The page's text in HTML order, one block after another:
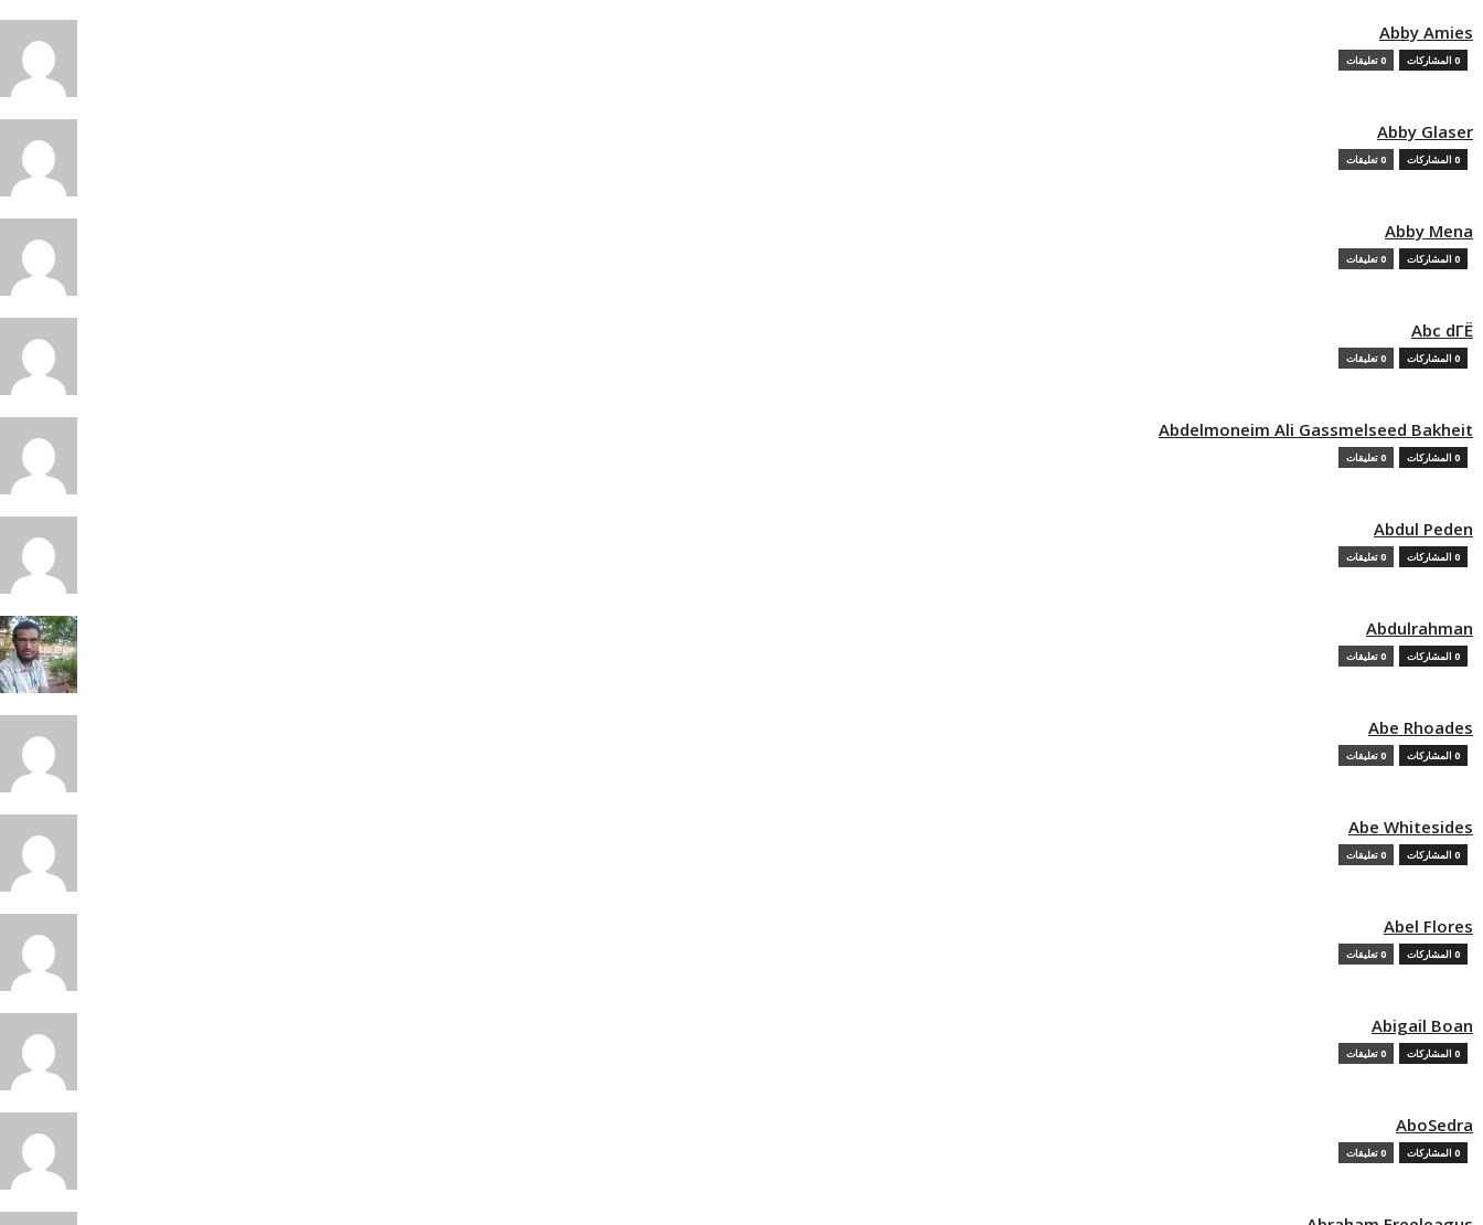
Abby Amies
0 المشاركات 0 تعليقات
Abby Glaser
0 المشاركات 0 تعليقات
Abby Mena
0 المشاركات 0 تعليقات
Abc dГЁ
0 المشاركات 0 تعليقات
Abdelmoneim Ali Gassmelseed Bakheit
0 المشاركات 0 تعليقات
Abdul Peden
0 المشاركات 0 تعليقات
Abdulrahman
0 المشاركات 0 تعليقات
Abe Rhoades
0 المشاركات 0 تعليقات
Abe Whitesides
0 المشاركات 0 تعليقات
Abel Flores
0 المشاركات 0 تعليقات
Abigail Boan
0 المشاركات 0 تعليقات
AboSedra
0 المشاركات 0 تعليقات